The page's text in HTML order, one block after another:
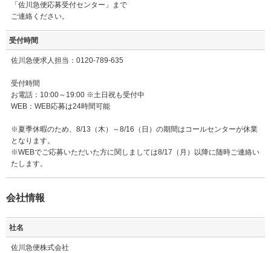
「佐川急便応募受付センター」まで
ご連絡ください。
受付時間
佐川急便求人担当：0120-789-635
受付時間
お電話：10:00～19:00 ※土日祝も受付中
WEB：WEB応募は24時間可能
※夏季休暇のため、8/13（木）～8/16（日）の期間はコールセンターが休業
となります。
※WEBでご応募いただいた方に関しましては8/17（月）以降に随時ご連絡い
たします。
会社情報
社名
佐川急便株式会社